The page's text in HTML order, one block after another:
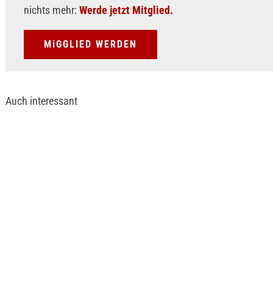
nichts mehr: Werde jetzt Mitglied.
MiGGLIED WERDEN
Auch interessant